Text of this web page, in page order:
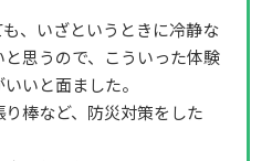
、いざというときに冷静な
思うので、こういった体験
いと面ました。
棒など、防災対策をした